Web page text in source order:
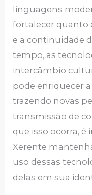
linguagens
fortalecer quanto
e a continuidade
tempo, as
intercâmbio
pode enriquecer
trazendo novas
transmissão de
que isso ocorra,
Xerente
uso dessas
delas em sua